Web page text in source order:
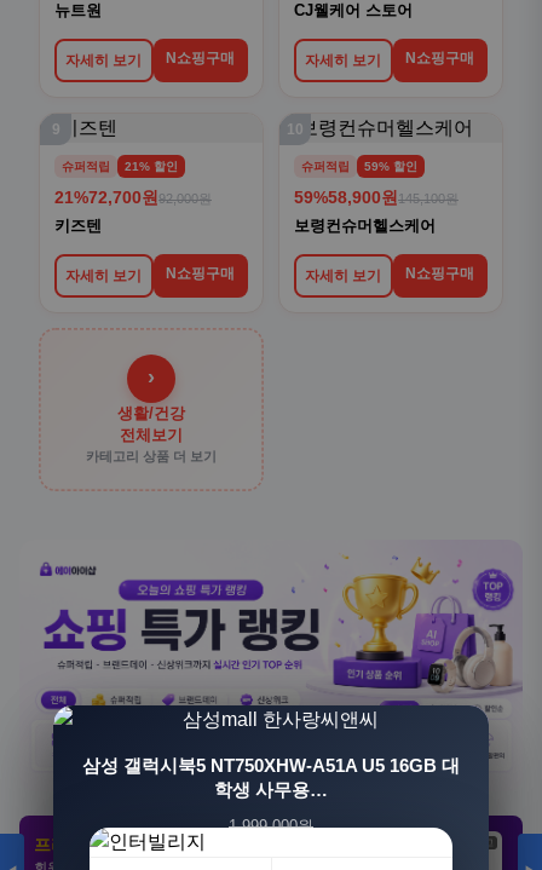
뉴트원
자세히 보기 N쇼핑구매
CJ웰케어 스토어
자세히 보기 N쇼핑구매
9
슈퍼적립 21% 할인
21%72,700원 92,000원
키즈텐
자세히 보기 N쇼핑구매
10
슈퍼적립 59% 할인
59%58,900원 145,100원
보령컨슈머헬스케어
자세히 보기 N쇼핑구매
›
생활/건강
전체보기
카테고리 상품 더 보기
프리미엄 제휴 사이트 광고
[3+1] 동국제약 마이핏 V 활성엽산 임신준비 임산
부영양 30정, 4개
100,000원
삼성 갤럭시북5 NT750XHW-A51A U5 16GB 대
학생 사무용…
1,999,000원